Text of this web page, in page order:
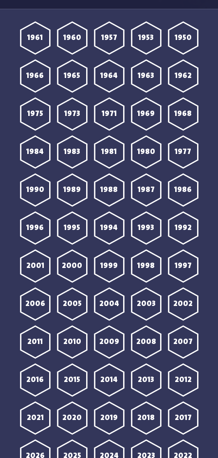
1950
1953
1957
1960
1961
1962
1963
1964
1965
1966
1968
1969
1971
1973
1975
1977
1980
1981
1983
1984
1986
1987
1988
1989
1990
1992
1993
1994
1995
1996
1997
1998
1999
2000
2001
2002
2003
2004
2005
2006
2007
2008
2009
2010
2011
2012
2013
2014
2015
2016
2017
2018
2019
2020
2021